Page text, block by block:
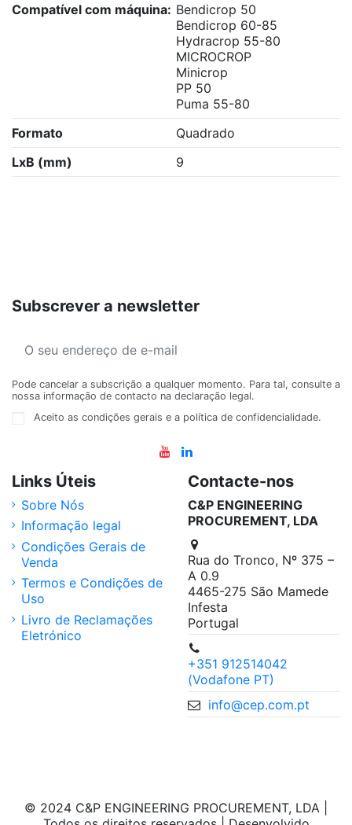
Compatível com máquina: Bendicrop 50
Bendicrop 60-85
Hydracrop 55-80
MICROCROP
Minicrop
PP 50
Puma 55-80
Formato
Quadrado
LxB (mm)
9
Subscrever a newsletter
Pode cancelar a subscrição a qualquer momento. Para tal, consulte a
nossa informação de contacto na declaração legal.
Aceito as condições gerais e a política de confidencialidade.
Links Úteis
Sobre Nós
Informação legal
Condições Gerais de
Venda
Termos e Condições de
Uso
Livro de Reclamações
Eletrónico
Contacte-nos
C&P ENGINEERING
PROCUREMENT, LDA
Rua do Tronco, Nº 375 –
A 0.9
4465-275 São Mamede
Infesta
Portugal
+351 912514042
(Vodafone PT)
info@cep.com.pt
© 2024 C&P ENGINEERING PROCUREMENT, LDA |